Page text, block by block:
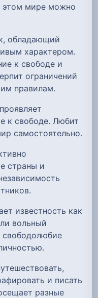
этом мире можно
обладающий
характером.
к свободе и
ограничений
правилам.
к свободе. Любит
самостоятельно.
страны и
известность как
вольный
свободолюбие
и писать
разные